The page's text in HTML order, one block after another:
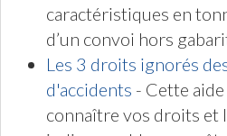
caractéristiques en
d’un convoi hors
Les 3 droits ignorés
d'accidents - Cette
connaître vos droits et